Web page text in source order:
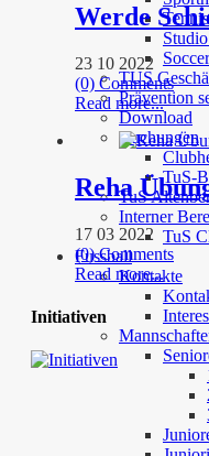
TUS
Prävention
Download
Buchungen
TuS-
TuS
Interner
TuS
Fussball
Kontakte
Werde
23 10 2022
(0) Comments
Read more...
Reha
17 03 2022
(0) Comments
Read more...
Initiativen